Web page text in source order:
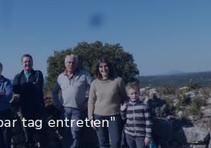
tag entretien"